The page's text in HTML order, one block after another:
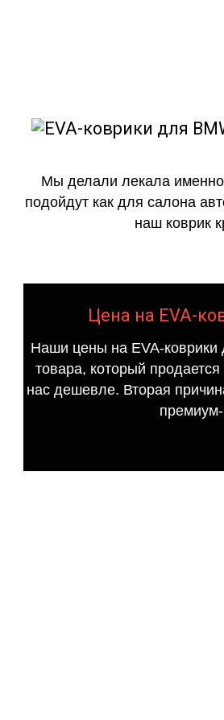
Мы делали лекала именно
подойдут как для салона
наш коврик
Цена на EVA-
Наши цены на EVA-коврики
товара, который
нас дешевле. Вторая